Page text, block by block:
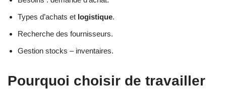
Types d’achats et logistique.
Recherche des fournisseurs.
Gestion stocks – inventaires.
Pourquoi choisir de travailler